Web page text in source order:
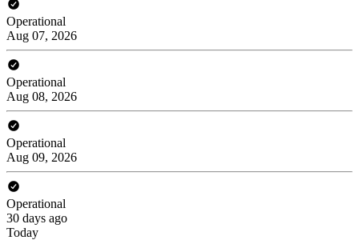
Operational
Aug 07, 2026
Operational
Aug 08, 2026
Operational
Aug 09, 2026
Operational
30 days ago
Today